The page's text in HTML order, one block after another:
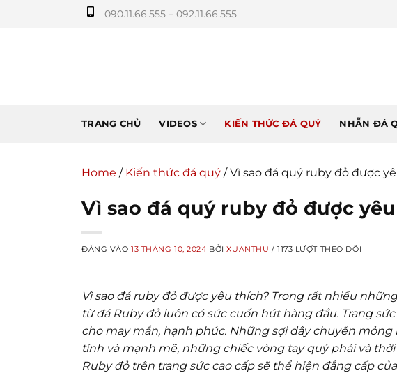
090.11.66.555 – 092.11.66.555
TRANG CHỦ VIDEOS KIẾN THỨC ĐÁ QUÝ NHẪN ĐÁ
Home / Kiến thức đá quý /Vì sao đá quý ruby đỏ được
Vì sao đá quý ruby đỏ được
ĐĂNG VÀO13 THÁNG 10, 2024 BỞIXUANTHU / 1173 LƯỢT THEO DÕI
Vì sao đá ruby đỏ được yêu thích? Trong rất nhiều
từ đá Ruby đỏ luôn có sức cuốn hút hàng đầu. Trang
cho may mắn, hạnh phúc. Những sợi dây chuyền
tính và mạnh mẽ, những chiếc vòng tay quý phái và
Ruby đỏ trên trang sức cao cấp sẽ thể hiện đẳng cấp